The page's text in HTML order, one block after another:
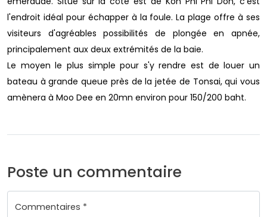
l'endroit idéal pour échapper à la foule. La plage offre à ses
visiteurs d'agréables possibilités de plongée en apnée,
principalement aux deux extrémités de la baie.
Le moyen le plus simple pour s'y rendre est de louer un
bateau à grande queue près de la jetée de Tonsai, qui vous
amènera à Moo Dee en 20mn environ pour 150/200 baht.
Poste un commentaire
Commentaires *